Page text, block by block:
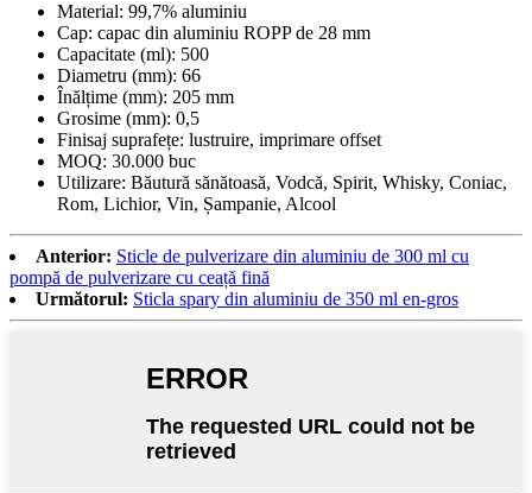
Material: 99,7% aluminiu
Cap: capac din aluminiu ROPP de 28 mm
Capacitate (ml): 500
Diametru (mm): 66
Înălțime (mm): 205 mm
Grosime (mm): 0,5
Finisaj suprafețe: lustruire, imprimare offset
MOQ: 30.000 buc
Utilizare: Băutură sănătoasă, Vodcă, Spirit, Whisky, Coniac,
Rom, Lichior, Vin, Șampanie, Alcool
Anterior: Sticle de pulverizare din aluminiu de 300 ml cu
pompă de pulverizare cu ceață fină
Următorul: Sticla spary din aluminiu de 350 ml en-gros